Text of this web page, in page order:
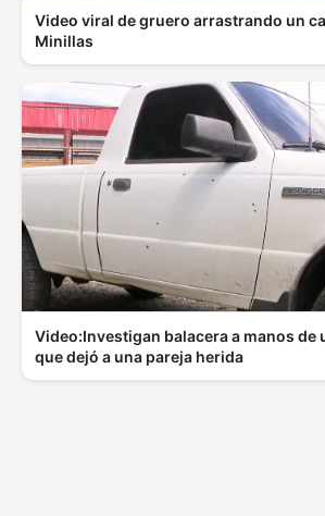
Video viral de gruero arrastrando un
Minillas
Video:Investigan balacera a manos de
que dejó a una pareja herida